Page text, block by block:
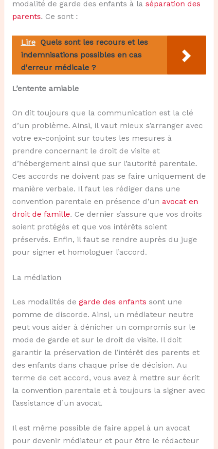
modalité de garde des enfants à la séparation des
parents. Ce sont :
Lire Quels sont les recours et les
indemnisations possibles en cas
d'erreur médicale ?
L’entente amiable
On dit toujours que la communication est la clé
d’un problème. Ainsi, il vaut mieux s’arranger avec
votre ex-conjoint sur toutes les mesures à
prendre concernant le droit de visite et
d’hébergement ainsi que sur l’autorité parentale.
Ces accords ne doivent pas se faire uniquement de
manière verbale. Il faut les rédiger dans une
convention parentale en présence d’un avocat en
droit de famille. Ce dernier s’assure que vos droits
soient protégés et que vos intérêts soient
préservés. Enfin, il faut se rendre auprès du juge
pour signer et homologuer l’accord.
La médiation
Les modalités de garde des enfants sont une
pomme de discorde. Ainsi, un médiateur neutre
peut vous aider à dénicher un compromis sur le
mode de garde et sur le droit de visite. Il doit
garantir la préservation de l’intérêt des parents et
des enfants dans chaque prise de décision. Au
terme de cet accord, vous avez à mettre sur écrit
la convention parentale et à toujours la signer avec
l’assistance d’un avocat.
Il est même possible de faire appel à un avocat
pour devenir médiateur et pour être le rédacteur